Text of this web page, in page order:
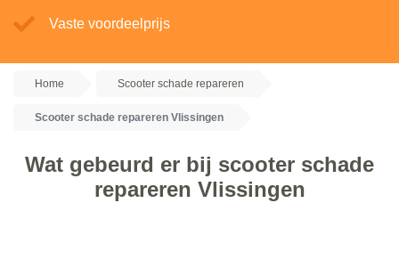
Vaste voordeelprijs
Home Scooter schade repareren
Scooter schade repareren Vlissingen
Wat gebeurd er bij scooter schade
repareren Vlissingen